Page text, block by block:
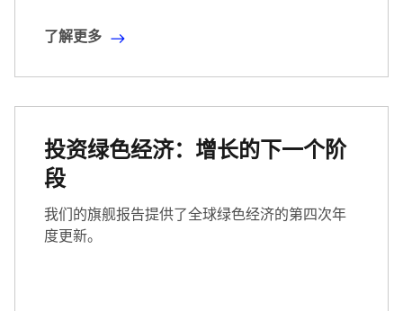
了
多
了解更多
投资绿色经济：增长的下一个阶
段
我们的旗舰报告提供了全球绿色经济的第四次年
度更新。